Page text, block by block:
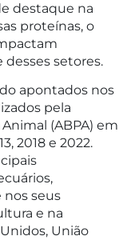
destaque na
proteínas, o
setores.
apontados nos
pela
(ABPA) em
2018 e 2022.
nos seus
e na
União